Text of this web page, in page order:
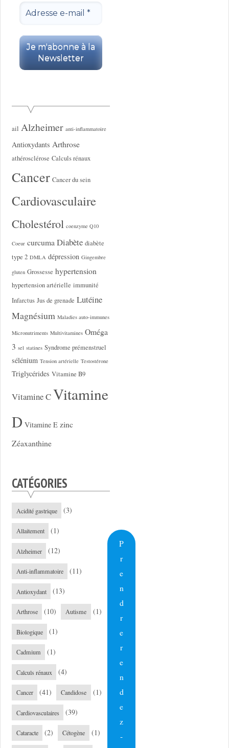
ail Alzheimer anti-inflammatoire
Antioxydants Arthrose
athérosclérose Calculs rénaux
Cancer Cancer du sein
Cardiovasculaire
Cholestérol coenzyme Q10
Coeur curcuma Diabète diabète
type 2 DMLA dépression Gingembre
gluten Grossesse hypertension
hypertension artérielle immunité
Infarctus Jus de grenade Lutéine
Magnésium Maladies auto-immunes
Micronutriments Multivitamines Oméga
3 sel statines Syndrome prémenstruel
sélénium Tension artérielle Testostérone
Triglycérides Vitamine B9
Vitamine CVitamine
D Vitamine E zinc
Zéaxanthine
CATÉGORIES
Acidité gastrique (3)
Allaitement (1)
Alzheimer (12)
Anti-inflammatoire (11)
Antioxydant (13)
Arthrose (10) Autisme (1)
Biologique (1)
Cadmium (1)
Calculs rénaux (4)
Cancer (41) Candidose (1)
Cardiovasculaires (39)
Cataracte (2) Cétogène (1)
P
r
e
n
d
r
e
r
e
n
d
e
z
-